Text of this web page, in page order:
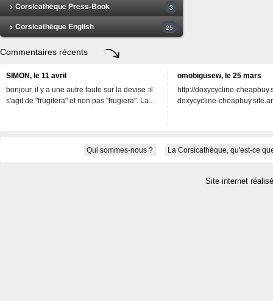
> Corsicathèque Press-Book 3
> Corsicathèque English 25
Commentaires récents
SIMON, le 11 avril
bonjour, il y a une autre faute sur la devise :il
s'agit de "frugifera" et non pas "frugiera". La...
omobigusew, le 25 mars
http://doxycycline-
doxycycline-
Qui sommes-nous ? La Corsicathèque, qu'est-ce
Site internet